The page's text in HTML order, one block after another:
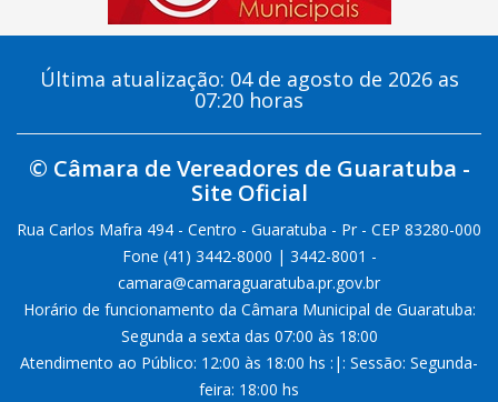
Última atualização: 04 de agosto de 2026 as
07:20 horas
© Câmara de Vereadores de Guaratuba -
Site Oficial
Rua Carlos Mafra 494 - Centro - Guaratuba - Pr - CEP 83280-000
Fone (41) 3442-8000 | 3442-8001 -
camara@camaraguaratuba.pr.gov.br
Horário de funcionamento da Câmara Municipal de Guaratuba:
Segunda a sexta das 07:00 às 18:00
Atendimento ao Público: 12:00 às 18:00 hs :|: Sessão: Segunda-
feira: 18:00 hs